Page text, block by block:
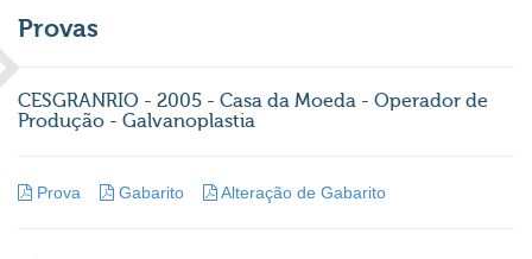
Provas
CESGRANRIO - 2005 - Casa da Moeda - Operador de
Produção - Galvanoplastia
Prova Gabarito Alteração de Gabarito